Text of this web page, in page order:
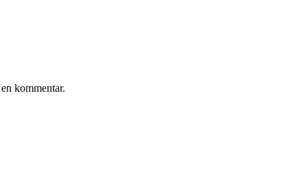
kommentar.